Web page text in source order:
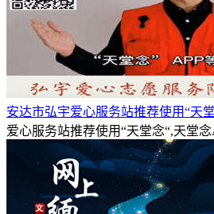
安达市弘宇爱心服务站推荐使用“天
爱心服务站推荐使用“天堂念“,天堂